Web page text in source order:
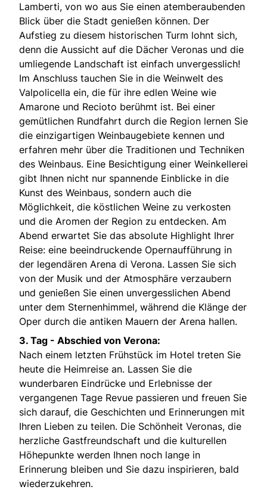
Lamberti, von wo aus Sie einen atemberaubenden
Blick über die Stadt genießen können. Der
Aufstieg zu diesem historischen Turm lohnt sich,
denn die Aussicht auf die Dächer Veronas und die
umliegende Landschaft ist einfach unvergesslich!
Im Anschluss tauchen Sie in die Weinwelt des
Valpolicella ein, die für ihre edlen Weine wie
Amarone und Recioto berühmt ist. Bei einer
gemütlichen Rundfahrt durch die Region lernen Sie
die einzigartigen Weinbaugebiete kennen und
erfahren mehr über die Traditionen und Techniken
des Weinbaus. Eine Besichtigung einer Weinkellerei
gibt Ihnen nicht nur spannende Einblicke in die
Kunst des Weinbaus, sondern auch die
Möglichkeit, die köstlichen Weine zu verkosten
und die Aromen der Region zu entdecken. Am
Abend erwartet Sie das absolute Highlight Ihrer
Reise: eine beeindruckende Opernaufführung in
der legendären Arena di Verona. Lassen Sie sich
von der Musik und der Atmosphäre verzaubern
und genießen Sie einen unvergesslichen Abend
unter dem Sternenhimmel, während die Klänge der
Oper durch die antiken Mauern der Arena hallen.
3. Tag - Abschied von Verona:
Nach einem letzten Frühstück im Hotel treten Sie
heute die Heimreise an. Lassen Sie die
wunderbaren Eindrücke und Erlebnisse der
vergangenen Tage Revue passieren und freuen Sie
sich darauf, die Geschichten und Erinnerungen mit
Ihren Lieben zu teilen. Die Schönheit Veronas, die
herzliche Gastfreundschaft und die kulturellen
Höhepunkte werden Ihnen noch lange in
Erinnerung bleiben und Sie dazu inspirieren, bald
wiederzukehren.